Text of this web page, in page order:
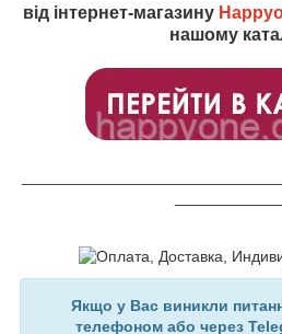
від інтернет-магазину
нашому
Якщо у Вас виникли
телефоном або через